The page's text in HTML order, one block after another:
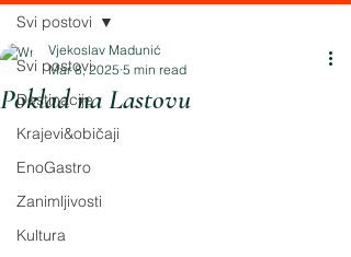
Svi postovi
Destinacije
Krajevi&običaji
EnoGastro
Zanimljivosti
Kultura
Svi postovi
Poklad na Lastovu
Vjekoslav Madunić
Mar 8, 2025 5 min read